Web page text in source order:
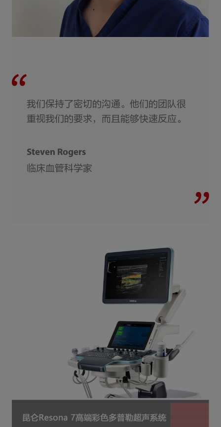
我们保持了密切的沟通。他们的团队很
重视我们的要求，而且能够快速反应。
Steven Rogers
临床血管科学家